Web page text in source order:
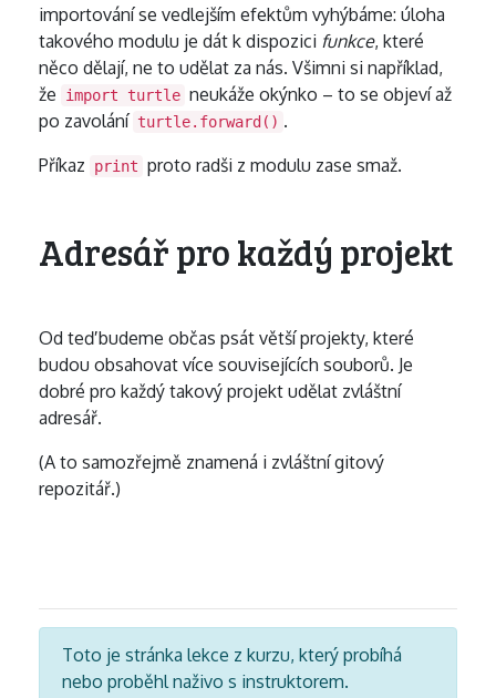
importování se vedlejším efektům vyhýbáme: úloha
takového modulu je dát k dispozici funkce, které
něco dělají, ne to udělat za nás. Všimni si například,
že
import turtle neukáže okýnko – to se objeví až
po zavolání turtle.forward() .
Příkaz
print proto radši z modulu zase smaž.
Adresář pro každý projekt
Od teď budeme občas psát větší projekty, které
budou obsahovat více souvisejících souborů. Je
dobré pro každý takový projekt udělat zvláštní
adresář.
(A to samozřejmě znamená i zvláštní gitový
repozitář.)
Toto je stránka lekce z kurzu, který probíhá
nebo proběhl naživo s instruktorem.